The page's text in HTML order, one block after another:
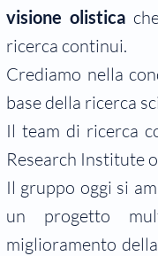
visione olistica
ricerca continui.
Crediamo nella
base della ricerca
Il team di ricerca
Research Institute
Il gruppo oggi si
un progetto
miglioramento